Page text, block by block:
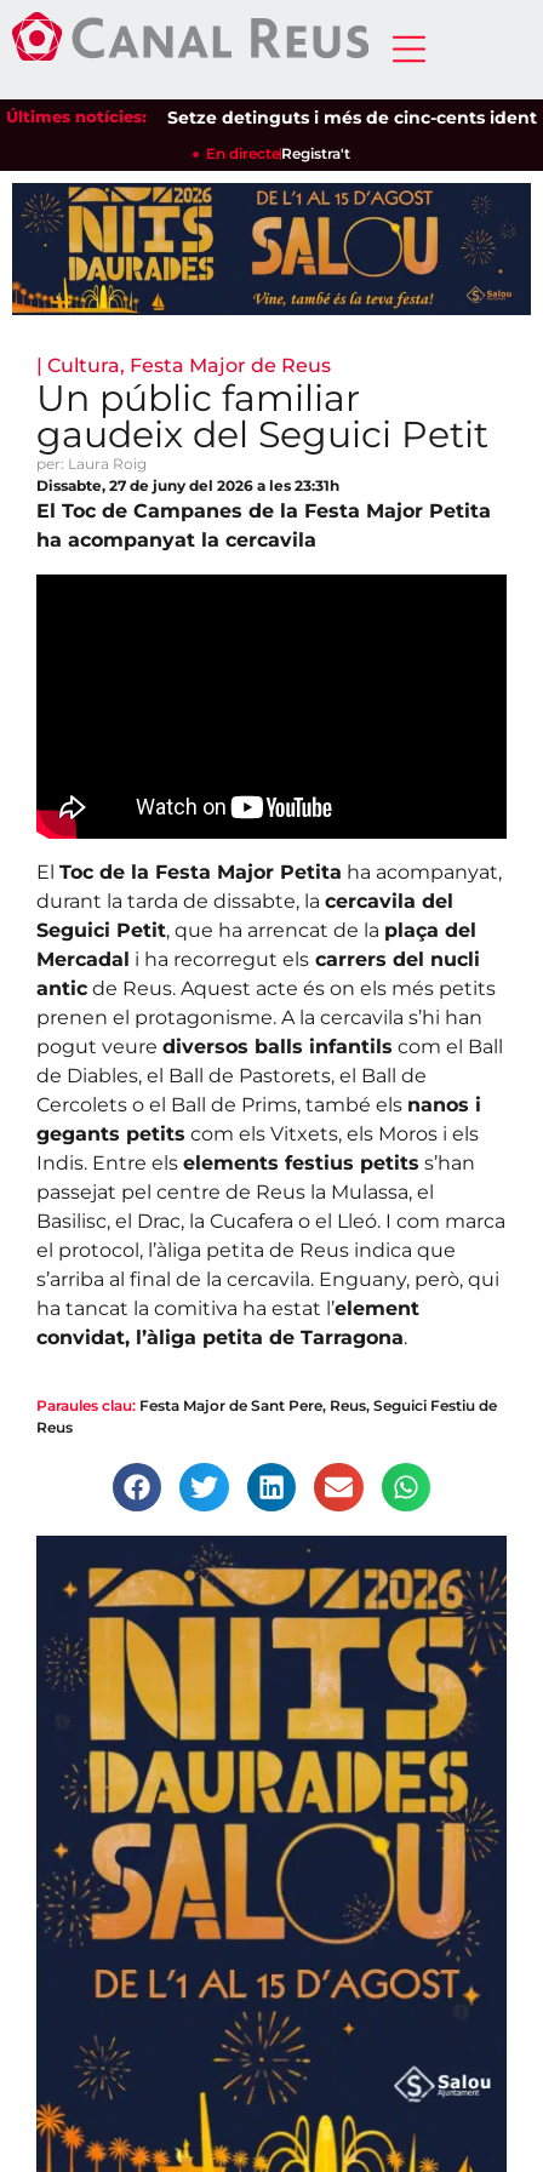
Últimes notícies:Setze detinguts i més de cinc-cents
En directeRegistra't
| Cultura, Festa Major de Reus
Un públic familiar
gaudeix del Seguici Petit
per: Laura Roig
Dissabte, 27 de juny del 2026 a les 23:31h
El Toc de Campanes de la Festa Major Petita
ha acompanyat la cercavila
El Toc de la Festa Major Petita ha acompanyat,
durant la tarda de dissabte, la cercavila del
Seguici Petit, que ha arrencat de la plaça del
Mercadal i ha recorregut els carrers del nucli
antic de Reus. Aquest acte és on els més petits
prenen el protagonisme. A la cercavila s’hi han
pogut veure diversos balls infantils com el Ball
de Diables, el Ball de Pastorets, el Ball de
Cercolets o el Ball de Prims, també els nanos i
gegants petits com els Vitxets, els Moros i els
Indis. Entre els elements festius petits s’han
passejat pel centre de Reus la Mulassa, el
Basilisc, el Drac, la Cucafera o el Lleó. I com marca
el protocol, l’àliga petita de Reus indica que
s’arriba al final de la cercavila. Enguany, però, qui
ha tancat la comitiva ha estat l’element
convidat, l’àliga petita de Tarragona.
Paraules clau: Festa Major de Sant Pere, Reus, Seguici Festiu de
Reus